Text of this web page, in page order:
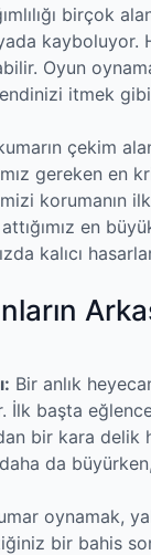
birçok
kayboluyor.
Oyun
itmek
çekim
gereken en
korumanın
en
kalıcı
Bir anlık
İlk başta
bir kara delik
da
oynamak,
bir bahis